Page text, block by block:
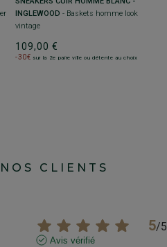
INGLEWOOD - Baskets homme look
vintage
109,00 €
-30€ sur la 2e paire ville ou détente au choix
CLIENTS
5/5
Avis vérifié